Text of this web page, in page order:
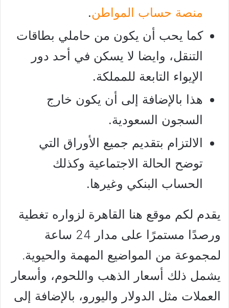
منصة حساب المواطن.
كما يحب أن يكون من حاملي بطاقات
التنقل، وايضا لا يسكن في أحد دور
الإيواء التابعة للمملكة.
هذا بالإضافة إلى أن يكون خارج
السجون السعودية.
الالتزام بتقديم جميع الأوراق التي
توضح الحالة الاجتماعية وكذلك
الحساب البنكي وغيرها.
يقدم لكم موقع هنا القاهرة لزواره تغطية
ورصدًا مستمرًا على مدار 24 ساعة
لمجموعة من المواضيع المهمة والحيوية.
يشمل ذلك أسعار الذهب واللحوم، وأسعار
العملات مثل الدولار واليورو، بالإضافة إلى